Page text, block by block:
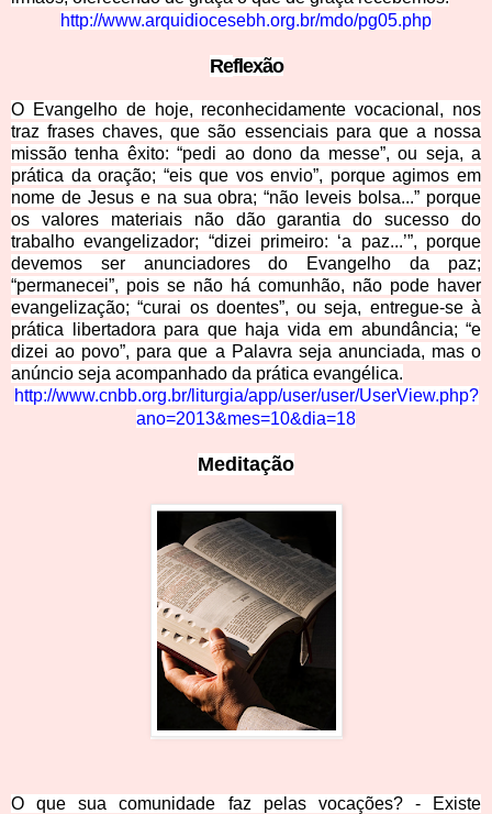
http://www.arquidiocesebh.org.br/mdo/pg05.php
Reflexão
O Evangelho de hoje, reconhecidamente vocacional, nos
traz frases chaves, que são essenciais para que a nossa
missão tenha êxito: “pedi ao dono da messe”, ou seja, a
prática da oração; “eis que vos envio”, porque agimos em
nome de Jesus e na sua obra; “não leveis bolsa...” porque
os valores materiais não dão garantia do sucesso do
trabalho evangelizador; “dizei primeiro: ‘a paz...’”, porque
devemos ser anunciadores do Evangelho da paz;
“permanecei”, pois se não há comunhão, não pode haver
evangelização; “curai os doentes”, ou seja, entregue-se à
prática libertadora para que haja vida em abundância; “e
dizei ao povo”, para que a Palavra seja anunciada, mas o
anúncio seja acompanhado da prática evangélica.
http://www.cnbb.org.br/liturgia/app/user/user/UserView.php?
ano=2013&mes=10&dia=18
Meditação
O que sua comunidade faz pelas vocações? - Existe